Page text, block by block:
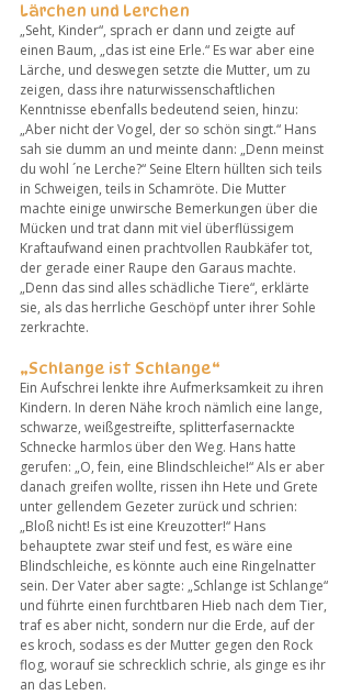
Lärchen und Lerchen
„Seht, Kinder“, sprach er dann und zeigte auf
einen Baum, „das ist eine Erle.“ Es war aber eine
Lärche, und deswegen setzte die Mutter, um zu
zeigen, dass ihre naturwissenschaftlichen
Kenntnisse ebenfalls bedeutend seien, hinzu:
„Aber nicht der Vogel, der so schön singt.“ Hans
sah sie dumm an und meinte dann: „Denn meinst
du wohl ´ne Lerche?“ Seine Eltern hüllten sich teils
in Schweigen, teils in Schamröte. Die Mutter
machte einige unwirsche Bemerkungen über die
Mücken und trat dann mit viel überflüssigem
Kraftaufwand einen prachtvollen Raubkäfer tot,
der gerade einer Raupe den Garaus machte.
„Denn das sind alles schädliche Tiere“, erklärte
sie, als das herrliche Geschöpf unter ihrer Sohle
zerkrachte.
„Schlange ist Schlange“
Ein Aufschrei lenkte ihre Aufmerksamkeit zu ihren
Kindern. In deren Nähe kroch nämlich eine lange,
schwarze, weißgestreifte, splitterfasernackte
Schnecke harmlos über den Weg. Hans hatte
gerufen: „O, fein, eine Blindschleiche!“ Als er aber
danach greifen wollte, rissen ihn Hete und Grete
unter gellendem Gezeter zurück und schrien:
„Bloß nicht! Es ist eine Kreuzotter!“ Hans
behauptete zwar steif und fest, es wäre eine
Blindschleiche, es könnte auch eine Ringelnatter
sein. Der Vater aber sagte: „Schlange ist Schlange“
und führte einen furchtbaren Hieb nach dem Tier,
traf es aber nicht, sondern nur die Erde, auf der
es kroch, sodass es der Mutter gegen den Rock
flog, worauf sie schrecklich schrie, als ginge es ihr
an das Leben.